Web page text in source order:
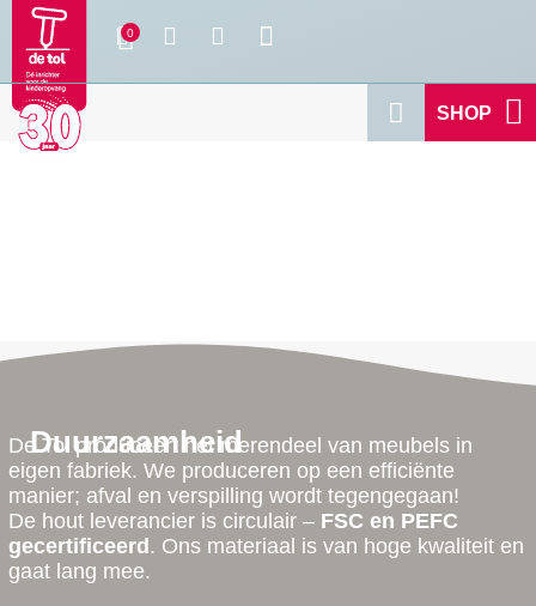
SHOP
Duurzaamheid
De Tol produceert het merendeel van meubels in
eigen fabriek. We produceren op een efficiënte
manier; afval en verspilling wordt tegengegaan!
De hout leverancier is circulair – FSC en PEFC
gecertificeerd . Ons materiaal is van hoge kwaliteit en
gaat lang mee.